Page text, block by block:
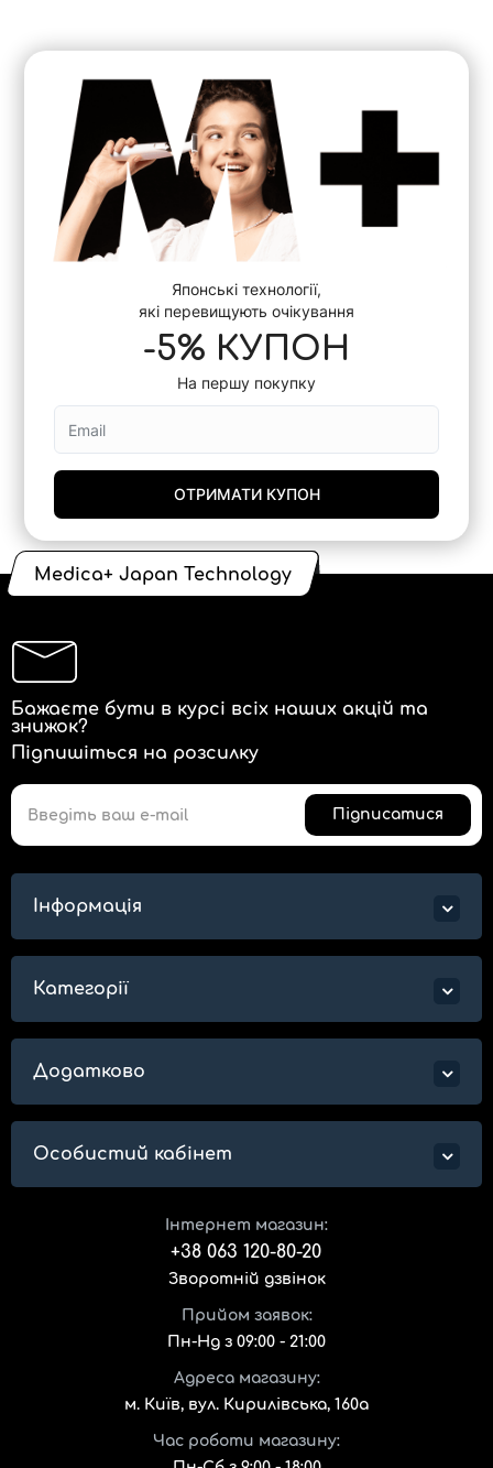
Японські технології,
які перевищують очікування
-5% КУПОН
На першу покупку
ОТРИМАТИ КУПОН
Medica+ Japan Technology
Бажаєте бути в курсі всіх наших акцій та
знижок?
Підпишіться на розсилку
Підписатися
Інформація
Категорії
Додатково
Особистий кабінет
Інтернет магазин:
+38 063 120-80-20
Зворотній дзвінок
Прийом заявок:
Пн-Нд з 09:00 - 21:00
Адреса магазину:
м. Київ, вул. Кирилівська, 160а
Час роботи магазину: